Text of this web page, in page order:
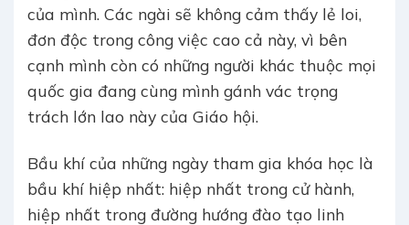
của mình. Các ngài sẽ không cảm thấy lẻ loi,
đơn độc trong công việc cao cả này, vì bên
cạnh mình còn có những người khác thuộc mọi
quốc gia đang cùng mình gánh vác trọng
trách lớn lao này của Giáo hội.
Bầu khí của những ngày tham gia khóa học là
bầu khí hiệp nhất: hiệp nhất trong cử hành,
hiệp nhất trong đường hướng đào tạo linh